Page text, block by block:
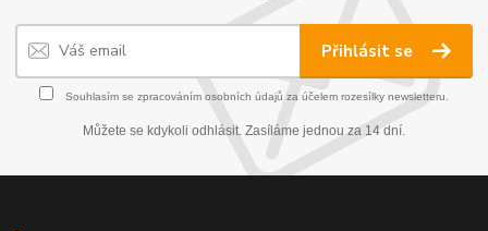
Přihlásit se
Souhlasím se zpracováním osobních údajů za účelem rozesílky newsletteru.
Můžete se kdykoli odhlásit. Zasíláme jednou za 14 dní.